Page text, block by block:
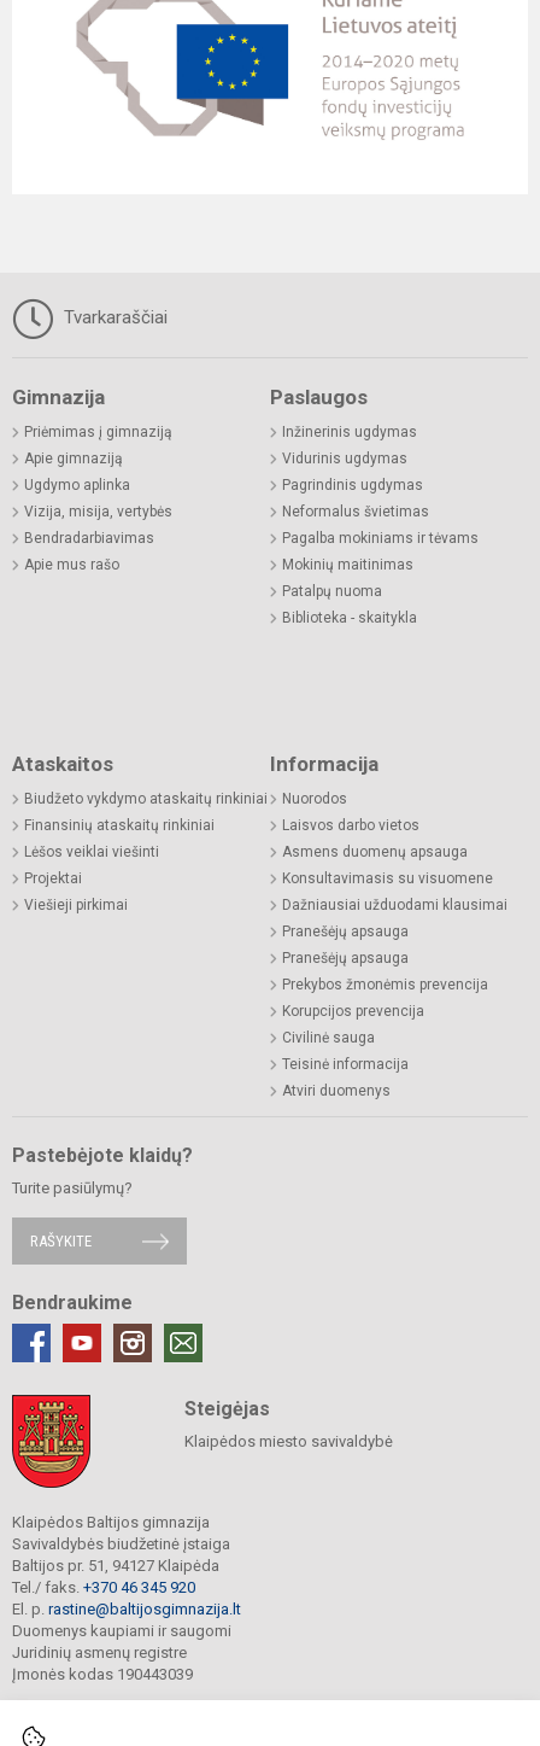
Tvarkaraščiai
Gimnazija
Priėmimas į gimnaziją
Apie gimnaziją
Ugdymo aplinka
Vizija, misija, vertybės
Bendradarbiavimas
Apie mus rašo
Paslaugos
Inžinerinis ugdymas
Vidurinis ugdymas
Pagrindinis ugdymas
Neformalus švietimas
Pagalba mokiniams ir tėvams
Mokinių maitinimas
Patalpų nuoma
Biblioteka - skaitykla
Ataskaitos
Biudžeto vykdymo ataskaitų rinkiniai
Finansinių ataskaitų rinkiniai
Lėšos veiklai viešinti
Projektai
Viešieji pirkimai
Informacija
Nuorodos
Laisvos darbo vietos
Asmens duomenų apsauga
Konsultavimasis su visuomene
Dažniausiai užduodami klausimai
Pranešėjų apsauga
Pranešėjų apsauga
Prekybos žmonėmis prevencija
Korupcijos prevencija
Civilinė sauga
Teisinė informacija
Atviri duomenys
Pastebėjote klaidų?
Turite pasiūlymų?
RAŠYKITE
Bendraukime
Steigėjas
Klaipėdos miesto savivaldybė
Klaipėdos Baltijos gimnazija
Savivaldybės biudžetinė įstaiga
Baltijos pr. 51, 94127 Klaipėda
Tel./ faks. +370 46 345 920
El. p. rastine@baltijosgimnazija.lt
Duomenys kaupiami ir saugomi
Juridinių asmenų registre
Įmonės kodas 190443039